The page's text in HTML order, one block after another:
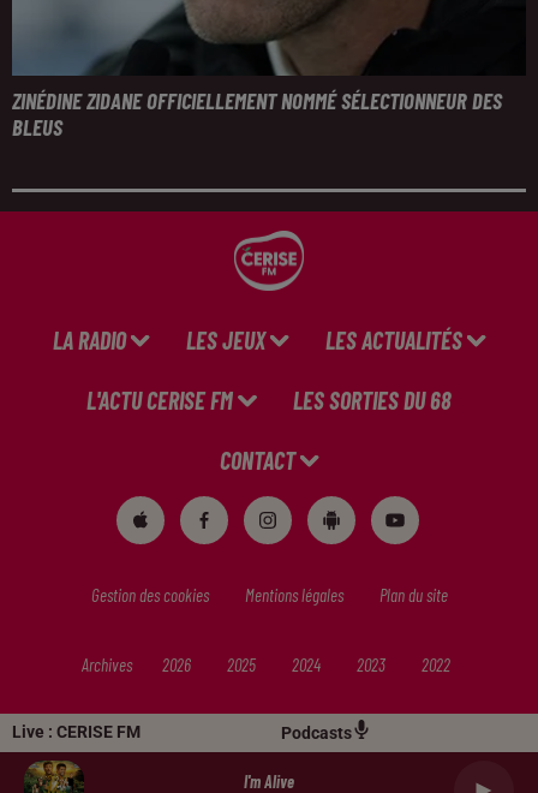
Live : CERISE FM Podcasts
I'm Alive
ZINÉDINE ZIDANE OFFICIELLEMENT NOMMÉ SÉLECTIONNEUR DES
BLEUS
LA RADIO LES JEUX LES ACTUALITÉS
L'ACTU CERISE FM LES SORTIES DU 68
CONTACT
Gestion des cookies Mentions légales Plan du site
Archives 2026 2025 2024 2023 2022